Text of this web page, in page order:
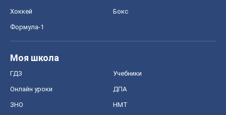
Хоккей Бокс
Формула-1
Моя школа
ГДЗ Учебники
Онлайн уроки ДПА
ЗНО НМТ